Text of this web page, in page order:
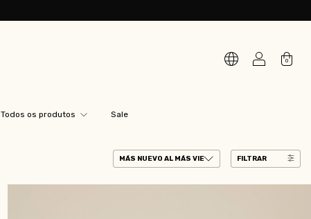
0
Todos os produtos Sale
FILTRAR